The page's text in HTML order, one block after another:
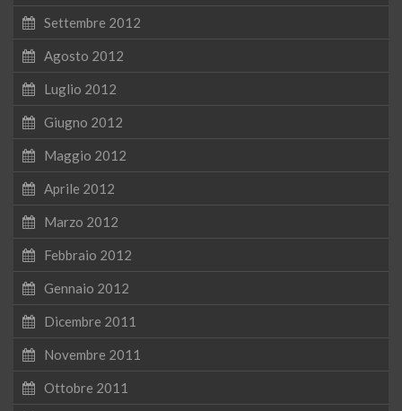
Settembre 2012
Agosto 2012
Luglio 2012
Giugno 2012
Maggio 2012
Aprile 2012
Marzo 2012
Febbraio 2012
Gennaio 2012
Dicembre 2011
Novembre 2011
Ottobre 2011